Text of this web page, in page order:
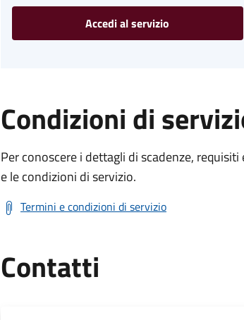
Accedi al servizio
Condizioni di
Per conoscere i dettagli di scadenze,
e le condizioni di servizio.
Termini e condizioni di servizio
Contatti